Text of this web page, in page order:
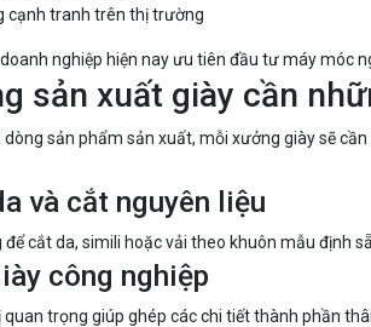
cạnh tranh trên thị trường
doanh nghiệp hiện nay ưu tiên đầu tư máy móc
sản xuất giày cần
dòng sản phẩm sản xuất, mỗi xưởng giày sẽ
và cắt nguyên liệu
cắt da, simili hoặc vải theo khuôn mẫu định
công nghiệp
quan trọng giúp ghép các chi tiết thành phần